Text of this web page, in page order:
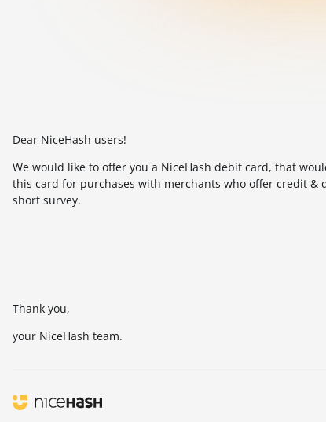
Dear NiceHash users!
We would like to offer you a NiceHash debit card, that
this card for purchases with merchants who offer credit
short survey.
Thank you,
your NiceHash team.